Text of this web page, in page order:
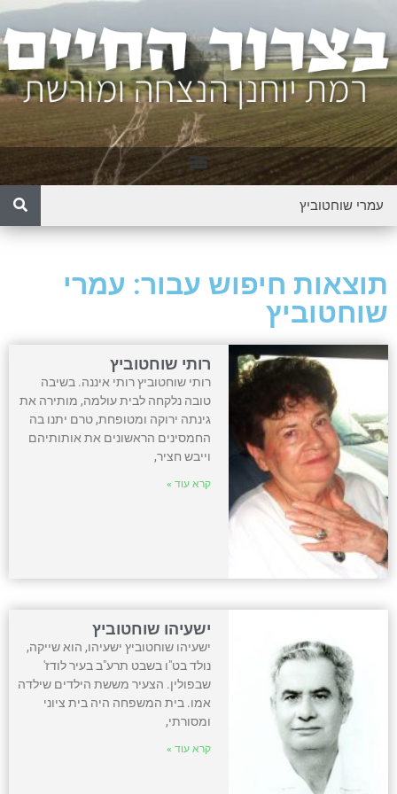
תוצאות חיפוש עבור: עמרי
שוחטוביץ
רותי שוחטוביץ
רותי שוחטוביץ רותי איננה. בשיבה
טובה נלקחה לבית עולמה, מותירה את
גינתה ירוקה ומטופחת, טרם יתנו בה
החמסינים הראשונים את אותותיהם
וייבש חציר,
קרא עוד »
ישעיהו שוחטוביץ
ישעיהו שוחטוביץ ישעיהו, הוא שייקה,
נולד בט"ו בשבט תרע"ב בעיר לודז'
שבפולין. הצעיר מששת הילדים שילדה
אמו. בית המשפחה היה בית ציוני
ומסורתי,
קרא עוד »